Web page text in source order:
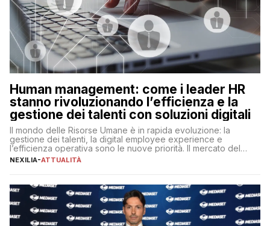
Human management: come i leader HR
stanno rivoluzionando l’efficienza e la
gestione dei talenti con soluzioni digitali
Il mondo delle Risorse Umane è in rapida evoluzione: la
gestione dei talenti, la digital employee experience e
l’efficienza operativa sono le nuove priorità. Il mercato del
lavoro, d’altra parte, è sempre più competitivo con una lotta
NEXILIA-ATTUALITÀ